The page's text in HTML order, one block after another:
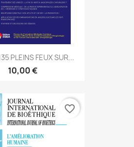
PLEINS FEUX SUR...
10,00 €
favorite_border